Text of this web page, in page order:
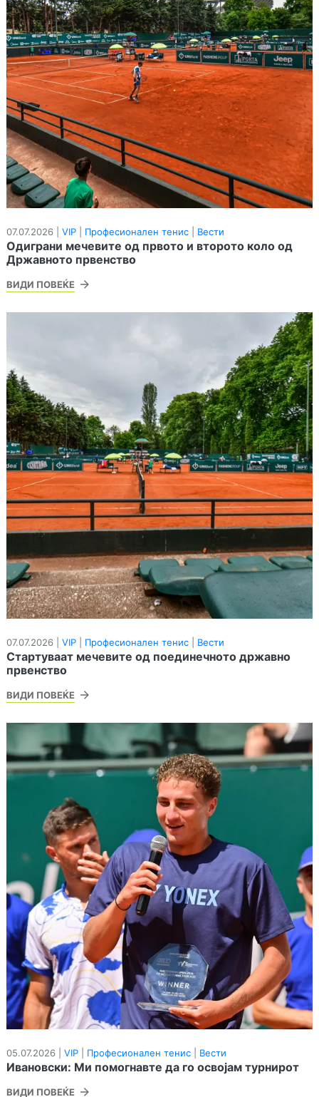
07.07.2026 | VIP Професионален тенис Вести
Одиграни мечевите од првото и второто коло од
Државното првенство
ВИДИ ПОВЕЌЕ
07.07.2026 | VIP Професионален тенис Вести
Стартуваат мечевите од поединечното државно
првенство
ВИДИ ПОВЕЌЕ
05.07.2026 | VIP Професионален тенис Вести
Ивановски: Ми помогнавте да го освојам турнирот
ВИДИ ПОВЕЌЕ